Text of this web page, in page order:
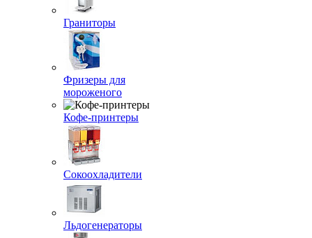
Граниторы
Фризеры для
мороженого
Кофе-принтеры
Сокоохладители
Льдогенераторы